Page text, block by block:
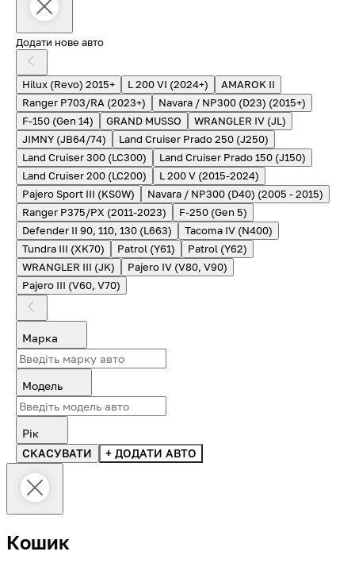
Додати нове авто
Hilux (Revo) 2015+ L 200 VI (2024+)
AMAROK II
Ranger P703/RA (2023+)
Navara / NP300 (D23) (2015+)
F-150 (Gen 14)
GRAND MUSSO
WRANGLER IV (JL)
JIMNY (JB64/74)
Land Cruiser Prado 250 (J250)
Land Cruiser 300 (LC300)
Land Cruiser Prado 150 (J150)
Land Cruiser 200 (LC200)
L 200 V (2015-2024)
Pajero Sport III (KS0W)
Navara / NP300 (D40) (2005 - 2015)
Ranger P375/PX (2011-2023)
F-250 (Gen 5)
Defender II 90, 110, 130 (L663)
Tacoma IV (N400)
Tundra III (XK70)
Patrol (Y61)
Patrol (Y62)
WRANGLER III (JK)
Pajero IV (V80, V90)
Pajero III (V60, V70)
Марка
Модель
Рік
СКАСУВАТИ
+ ДОДАТИ АВТО
Кошик